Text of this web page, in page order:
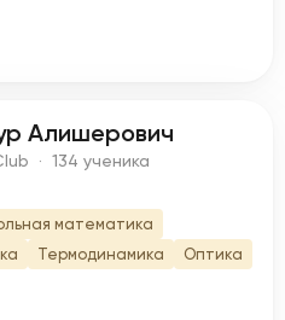
Алишерович
· 134 ученика
математика
Термодинамика
Оптика